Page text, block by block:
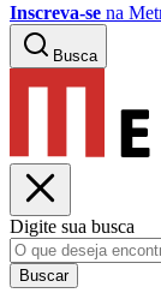
Inscreva-se na
Busca
Digite sua busca
Buscar